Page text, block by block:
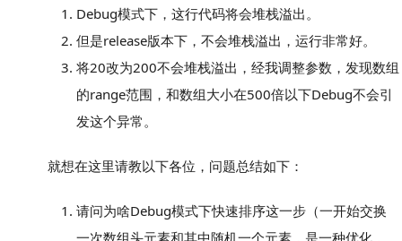
Debug模式下，这行代码将会堆栈溢出。
但是release版本下，不会堆栈溢出，运行非常好。
将20改为200不会堆栈溢出，经我调整参数，发现数组
的range范围，和数组大小在500倍以下Debug不会引
发这个异常。
就想在这里请教以下各位，问题总结如下：
请问为啥Debug模式下快速排序这一步（一开始交换
一次数组头元素和其中随机一个元素，是一种优化，